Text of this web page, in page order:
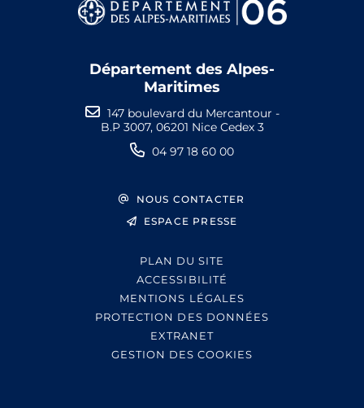
Département des Alpes-
Maritimes
147 boulevard du Mercantour -
B.P 3007, 06201 Nice Cedex 3
04 97 18 60 00
NOUS CONTACTER
ESPACE PRESSE
PLAN DU SITE
ACCESSIBILITÉ
MENTIONS LÉGALES
PROTECTION DES DONNÉES
EXTRANET
GESTION DES COOKIES